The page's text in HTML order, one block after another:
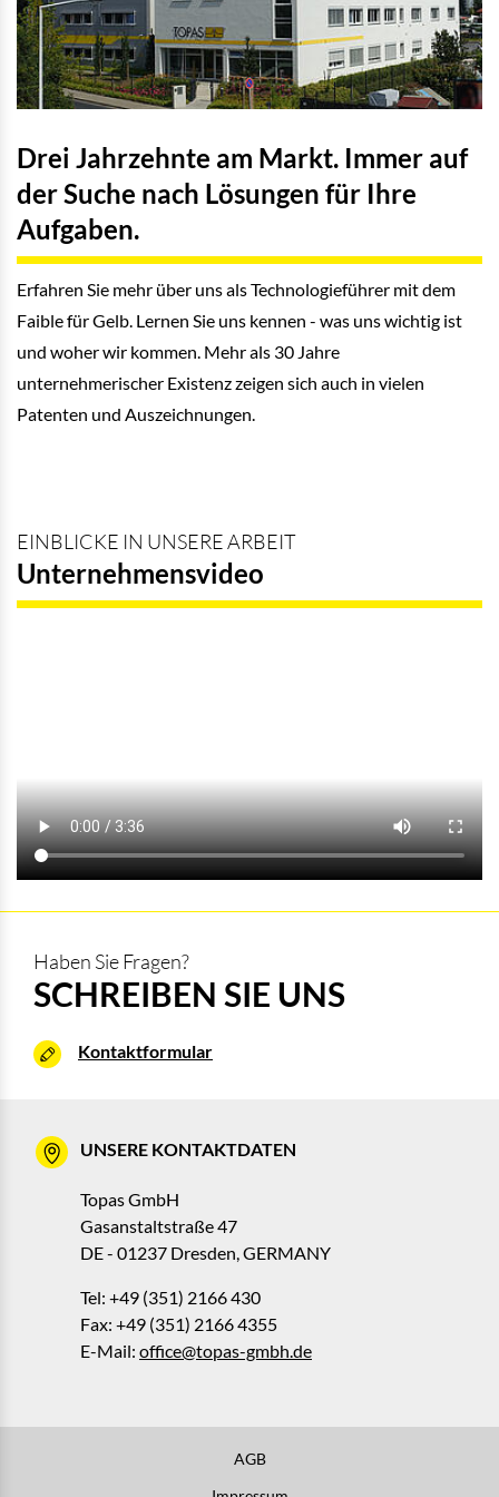
Drei Jahrzehnte am Markt. Immer auf
der Suche nach Lösungen für Ihre
Aufgaben.
Erfahren Sie mehr über uns als Technologieführer mit dem
Faible für Gelb. Lernen Sie uns kennen - was uns wichtig ist
und woher wir kommen. Mehr als 30 Jahre
unternehmerischer Existenz zeigen sich auch in vielen
Patenten und Auszeichnungen.
EINBLICKE IN UNSERE ARBEIT
Unternehmensvideo
Haben Sie Fragen?
SCHREIBEN SIE UNS
Kontaktformular
UNSERE KONTAKTDATEN
Topas GmbH
Gasanstaltstraße 47
DE - 01237 Dresden, GERMANY
Tel: +49 (351) 2166 430
Fax: +49 (351) 2166 4355
E-Mail: office@topas-gmbh.de
AGB